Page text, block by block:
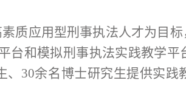
质应用型刑事执法人才为目
台和模拟刑事执法实践教学平
、30余名博士研究生提供实践